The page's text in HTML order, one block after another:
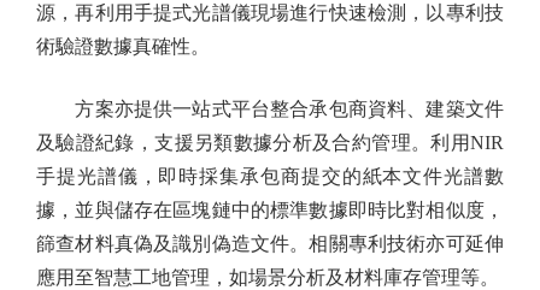
源，再利用手提式光譜儀現場進行快速檢測，以專利技
術驗證數據真確性。
方案亦提供一站式平台整合承包商資料、建築文件
及驗證紀錄，支援另類數據分析及合約管理。利用NIR
手提光譜儀，即時採集承包商提交的紙本文件光譜數
據，並與儲存在區塊鏈中的標準數據即時比對相似度，
篩查材料真偽及識別偽造文件。相關專利技術亦可延伸
應用至智慧工地管理，如場景分析及材料庫存管理等。